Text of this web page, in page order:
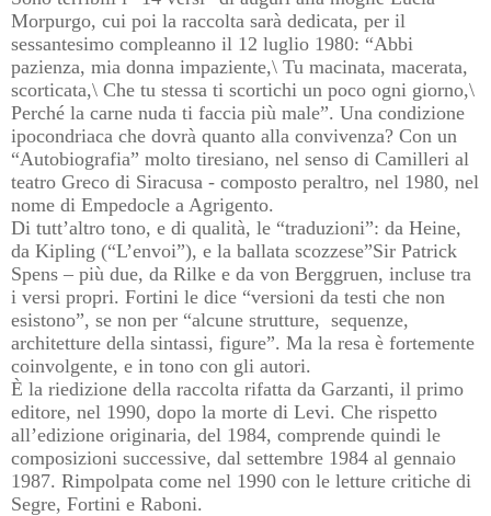
Morpurgo, cui poi la raccolta sarà dedicata, per il
sessantesimo compleanno il 12 luglio 1980: “Abbi
pazienza, mia donna impaziente,\ Tu macinata, macerata,
scorticata,\ Che tu stessa ti scortichi un poco ogni giorno,\
Perché la carne nuda ti faccia più male”. Una condizione
ipocondriaca che dovrà quanto alla convivenza? Con un
“Autobiografia” molto tiresiano, nel senso di Camilleri al
teatro Greco di Siracusa - composto peraltro, nel 1980, nel
nome di Empedocle a Agrigento.
Di tutt’altro tono, e di qualità, le “traduzioni”: da Heine,
da Kipling (“L’envoi”), e la ballata scozzese”Sir Patrick
Spens – più due, da Rilke e da von Berggruen, incluse tra
i versi propri. Fortini le dice “versioni da testi che non
esistono”, se non per “alcune strutture, sequenze,
architetture della sintassi, figure”. Ma la resa è fortemente
coinvolgente, e in tono con gli autori.
È la riedizione della raccolta rifatta da Garzanti, il primo
editore, nel 1990, dopo la morte di Levi. Che rispetto
all’edizione originaria, del 1984, comprende quindi le
composizioni successive, dal settembre 1984 al gennaio
1987. Rimpolpata come nel 1990 con le letture critiche di
Segre, Fortini e Raboni.